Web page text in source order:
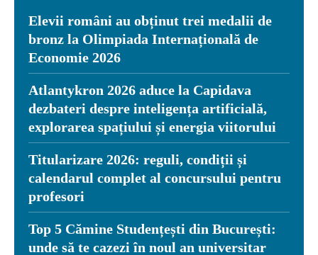
Elevii români au obținut trei medalii de
bronz la Olimpiada Internațională de
Economie 2026
Atlantykron 2026 aduce la Capidava
dezbateri despre inteligența artificială,
explorarea spațiului și energia viitorului
Titularizare 2026: reguli, condiții și
calendarul complet al concursului pentru
profesori
Top 5 Cămine Studențești din București:
unde să te cazezi în noul an universitar